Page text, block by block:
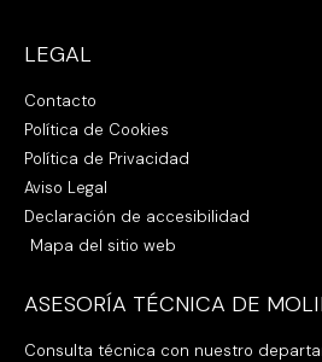
LEGAL
Contacto
Política de Cookies
Política de Privacidad
Aviso Legal
Declaración de accesibilidad
Mapa del sitio web
ASESORÍA TÉCNICA DE
Consulta técnica con nuestro